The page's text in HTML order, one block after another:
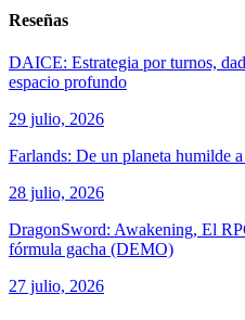
Reseñas
DAICE: Estrategia por turnos,
espacio profundo
29 julio, 2026
Farlands: De un planeta humilde a
28 julio, 2026
DragonSword: Awakening, El
fórmula gacha (DEMO)
27 julio, 2026